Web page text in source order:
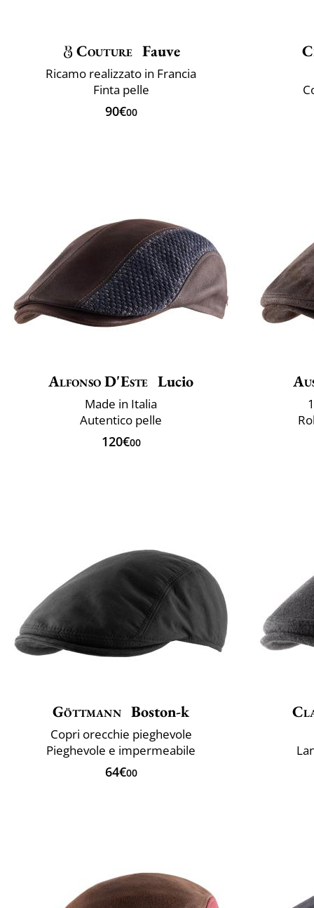
Couture Fauve
Ricamo realizzato in Francia
Finta pelle
90€00
Alfonso D'Este Lucio
Made in Italia
Autentico pelle
120€00
Göttmann Boston-k
Copri orecchie pieghevole
Pieghevole e impermeabile
64€00